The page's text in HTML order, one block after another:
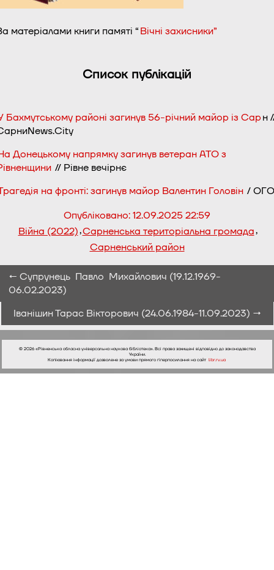
матеріалами книги памяті “Вічні захисники”
Список публікацій
Бахмутському районі загинув 56-річний майор із Сарн
Донецькому напрямку загинув ветеран АТО з
// Рівне вечірнє
на фронті: загинув майор Валентин Головін / ОГО
Опубліковано:12.09.2025 22:59
Війна (2022),Сарненська територіальна громада,
Сарненський район
← Супрунець Павло Михайлович (19.12.1969-
06.02.2023)
Іванішин Тарас Вікторович (24.06.1984-11.09.2023) →
© 2026 «Рівненська обласна універсальна наукова бібліотека». Всі права захищені відповідно до законодавства
України.
Копіювання інформації дозволене за умови прямого гіперпосилання на сайт libr.rv.ua